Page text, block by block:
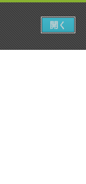
開く